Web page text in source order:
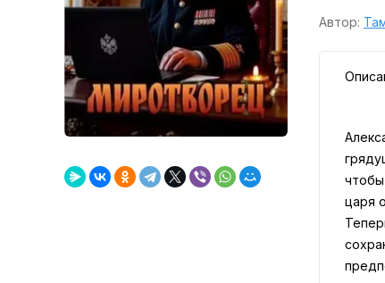
Автор:
царя